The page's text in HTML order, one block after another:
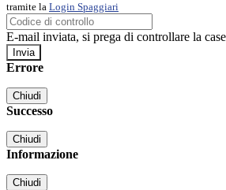
tramite la Login Spaggiari
E-mail inviata, si prega di controllare la
Errore
Chiudi
Successo
Chiudi
Informazione
Chiudi